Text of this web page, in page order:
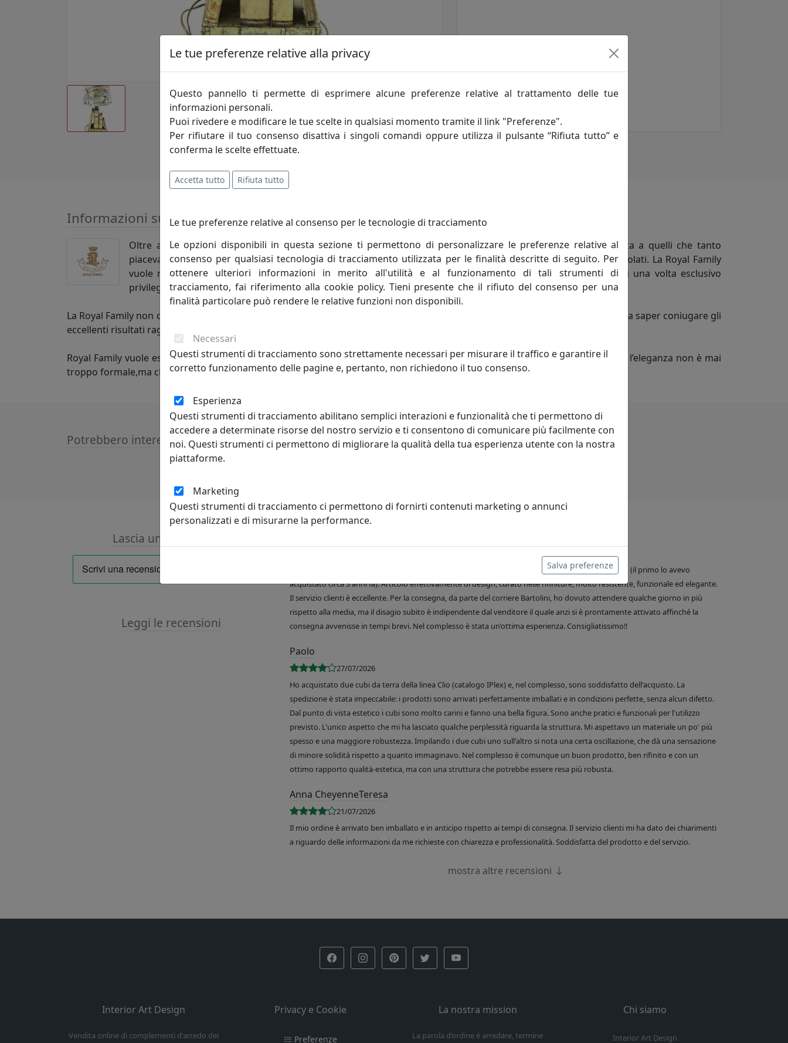
Informazioni sul brand
Oltre agli articoli in Sheffield, la sua collezione comprende una serie vastissima di articoli in smalto ispirata a quelli che tanto
piacevano agli zar di tutte le Russie, una collezione in porcellana, cristalli, ceramiche dipinte a mano e vetri molati. La Royal Family
vuole regalare un po’ di magia,un sogno in cui i semplici gesti quotidiani assumano caratteristiche speciali una volta esclusivo
privilegio di pochi e oggi destinate a tutte le persone che amano il bello.
La Royal Family non confonde la modernità del design con l’eccessiva semplificazione dei processi produttivi,pensa che bisogna saper coniugare gli
eccellenti risultati raggiunti dai grandi artisti di oggetti del passato con le esigenze moderne e contemporanee.
Royal Family vuole essere un punto di riferimento per chi ama una casa calda ed accogliente, piena di oggetti e di vita, in cui l’eleganza non è mai
troppo formale,ma che viene vissuta con la disinvoltura e quel pizzico di ironia che i tempi moderni richiedono.
Potrebbero interessarti
Lascia una recensione
Leggi le recensioni
Sono molto soddisfatta del mio acquisto, un vassoio rettangolare Like water, in realtà è il secondo (il primo lo avevo
acquistato circa 3 anni fa). Articolo effettivamente di design, curato nelle rifiniture, molto resistente, funzionale ed elegante.
Il servizio clienti è eccellente. Per la consegna, da parte del corriere Bartolini, ho dovuto attendere qualche giorno in più
rispetto alla media, ma il disagio subito è indipendente dal venditore il quale anzi si è prontamente attivato affinché la
consegna avvenisse in tempi brevi. Nel complesso è stata un’ottima esperienza. Consigliatissimo!!
Paolo
27/07/2026
Ho acquistato due cubi da terra della linea Clio (catalogo IPlex) e, nel complesso, sono soddisfatto dell'acquisto. La
spedizione è stata impeccabile: i prodotti sono arrivati perfettamente imballati e in condizioni perfette, senza alcun difetto.
Dal punto di vista estetico i cubi sono molto carini e fanno una bella figura. Sono anche pratici e funzionali per l'utilizzo
previsto. L'unico aspetto che mi ha lasciato qualche perplessità riguarda la struttura. Mi aspettavo un materiale un po' più
spesso e una maggiore robustezza. Impilando i due cubi uno sull'altro si nota una certa oscillazione, che dà una sensazione
di minore solidità rispetto a quanto immaginavo. Nel complesso è comunque un buon prodotto, ben rifinito e con un
ottimo rapporto qualità-estetica, ma con una struttura che potrebbe essere resa più robusta.
Anna CheyenneTeresa
21/07/2026
Il mio ordine è arrivato ben imballato e in anticipo rispetto ai tempi di consegna. Il servizio clienti mi ha dato dei chiarimenti
a riguardo delle informazioni da me richieste con chiarezza e professionalità. Soddisfatta del prodotto e del servizio.
mostra altre recensioni
Le tue preferenze relative alla privacy
Questo pannello ti permette di esprimere alcune preferenze relative al trattamento delle tue
informazioni personali.
Puoi rivedere e modificare le tue scelte in qualsiasi momento tramite il link "Preferenze".
Per rifiutare il tuo consenso disattiva i singoli comandi oppure utilizza il pulsante “Rifiuta tutto” e
conferma le scelte effettuate.
Accetta tutto Rifiuta tutto
Le tue preferenze relative al consenso per le tecnologie di tracciamento
Le opzioni disponibili in questa sezione ti permettono di personalizzare le preferenze relative al
consenso per qualsiasi tecnologia di tracciamento utilizzata per le finalità descritte di seguito. Per
ottenere ulteriori informazioni in merito all'utilità e al funzionamento di tali strumenti di
tracciamento, fai riferimento alla cookie policy. Tieni presente che il rifiuto del consenso per una
finalità particolare può rendere le relative funzioni non disponibili.
Necessari
Questi strumenti di tracciamento sono strettamente necessari per misurare il traffico e garantire il
corretto funzionamento delle pagine e, pertanto, non richiedono il tuo consenso.
Esperienza
Questi strumenti di tracciamento abilitano semplici interazioni e funzionalità che ti permettono di
accedere a determinate risorse del nostro servizio e ti consentono di comunicare più facilmente con
noi. Questi strumenti ci permettono di migliorare la qualità della tua esperienza utente con la nostra
piattaforme.
Marketing
Questi strumenti di tracciamento ci permettono di fornirti contenuti marketing o annunci
personalizzati e di misurarne la performance.
Salva preferenze
Interior Art Design
Vendita online di complementi d'arredo dei
Privacy e Cookie
Preferenze
La nostra mission
La parola d’ordine è arredare, termine
Chi siamo
Interior Art Design